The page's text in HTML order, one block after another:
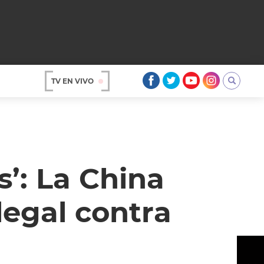
TV EN VIVO
La China
contra